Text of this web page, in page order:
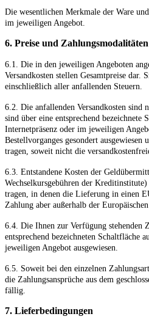
Die wesentlichen Merkmale der Ware
im jeweiligen Angebot.
6. Preise und Zahlungsmodalitäten
6.1. Die in den jeweiligen Angeboten
Versandkosten stellen Gesamtpreise dar.
einschließlich aller anfallenden Steuern.
6.2. Die anfallenden Versandkosten sind
sind über eine entsprechend bezeichnete
Internetpräsenz oder im jeweiligen
Bestellvorganges gesondert
tragen, soweit nicht die
6.3. Entstandene Kosten der
Wechselkursgebühren der Kreditinstitute)
tragen, in denen die Lieferung in einen
Zahlung aber außerhalb der
6.4. Die Ihnen zur Verfügung stehenden
entsprechend bezeichneten Schaltfläche
jeweiligen Angebot ausgewiesen.
6.5. Soweit bei den einzelnen
die Zahlungsansprüche aus dem
fällig.
7. Lieferbedingungen